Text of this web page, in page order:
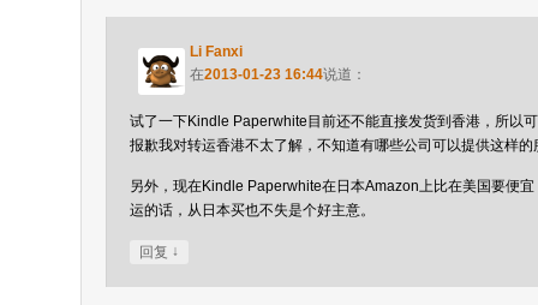
Li Fanxi
在2013-01-23 16:44说道：
试了一下Kindle Paperwhite目前还不能直接发货到香港，所以
报歉我对转运香港不太了解，不知道有哪些公司可以提供这样的
另外，现在Kindle Paperwhite在日本Amazon上比在美国要便
运的话，从日本买也不失是个好主意。
回复 ↓